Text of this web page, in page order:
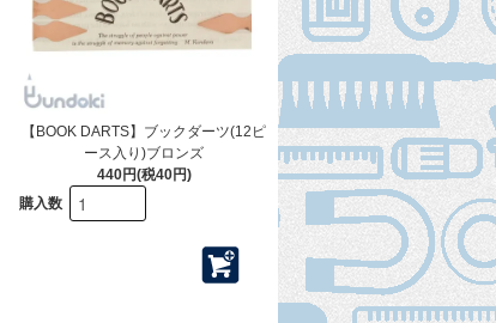
【BOOK DARTS】ブックダーツ(12ピ
ース入り)ブロンズ
440円(税40円)
購入数